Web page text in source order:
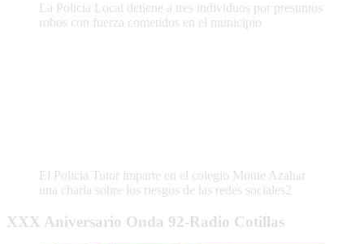
La Policia Local detiene a tres individuos por presuntos
robos con fuerza cometidos en el municipio
El Policia Tutor imparte en el colegio Monte Azahar
una charla sobre los riesgos de las redes sociales2
XXX Aniversario Onda 92-Radio Cotillas